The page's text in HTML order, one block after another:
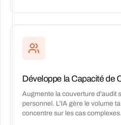
Développe la Capacité de
Augmente la couverture d'audit
personnel. L'IA gère le volume
concentre sur les cas complexes.